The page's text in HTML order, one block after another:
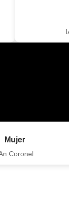
Mujer
Coronel